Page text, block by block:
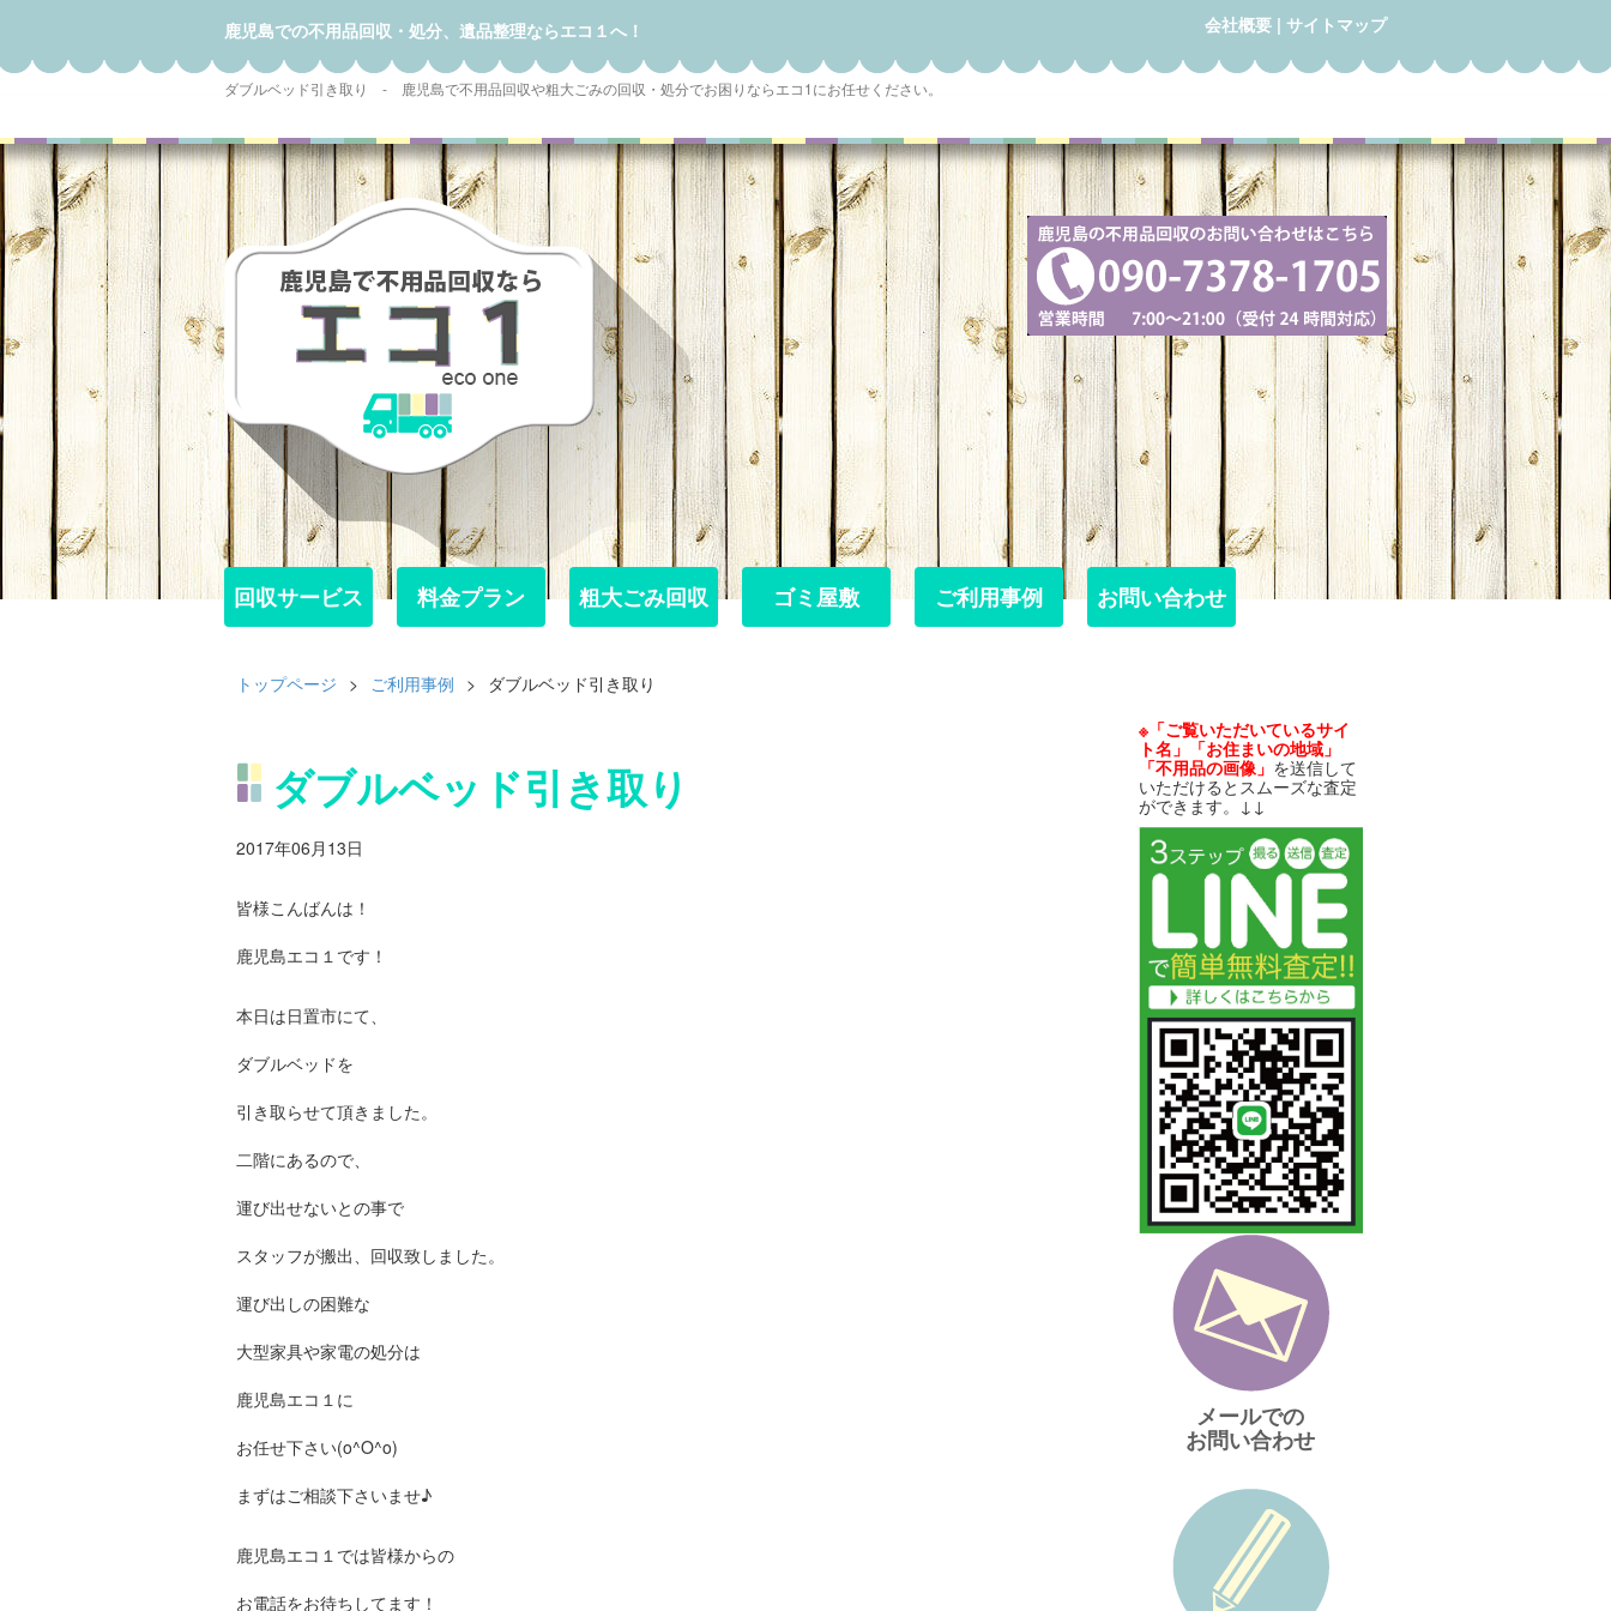
鹿児島での不用品回収・処分、遺品整理ならエコ１へ！ 会社概要 | サイトマップ
ダブルベッド引き取り - 鹿児島で不用品回収や粗大ごみの回収・処分でお困りならエコ1にお任せください。
回収サービス
回収サービス 料金プラン
料金プラン 粗大ごみ回収
粗大ごみ回収 ゴミ屋敷
ゴミ屋敷 ご利用事例
ご利用事例 お問い合わせ
お問い合わせ
トップページ > ご利用事例 > ダブルベッド引き取り
ダブルベッド引き取り
2017年06月13日
皆様こんばんは！
鹿児島エコ１です！
本日は日置市にて、
ダブルベッドを
引き取らせて頂きました。
二階にあるので、
運び出せないとの事で
スタッフが搬出、回収致しました。
運び出しの困難な
大型家具や家電の処分は
鹿児島エコ１に
お任せ下さい(o^O^o)
まずはご相談下さいませ♪
鹿児島エコ１では皆様からの
お電話をお待ちしてます！
※「ご覧いただいているサイ
ト名」「お住まいの地域」
「不用品の画像」 を送信して
いただけるとスムーズな査定
ができます。↓↓
メールでの
お問い合わせ